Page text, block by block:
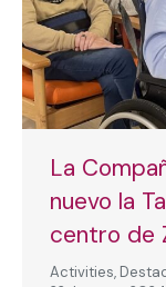
La
nuevo la
centro de
Activities,